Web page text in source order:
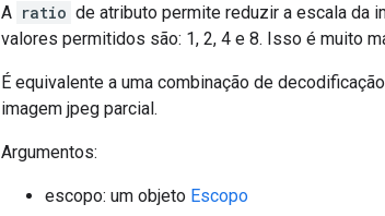
A ratio de atributo permite reduzir a escala da
valores permitidos são: 1, 2, 4 e 8. Isso é muito
É equivalente a uma combinação de
imagem jpeg parcial.
Argumentos:
escopo: um objeto Escopo